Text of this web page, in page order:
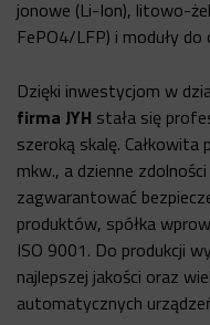
jonowe (Li-Ion), litowo-
FePO4/LFP) i moduły
Dzięki inwestycjom w
firma JYH stała się
szeroką skalę.
mkw., a dzienne
zagwarantować
produktów, spółka
ISO 9001. Do produkcji
najlepszej jakości oraz
automatycznych